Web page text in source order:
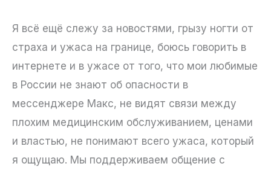
Я всё ещё слежу за новостями, грызу ногти от
страха и ужаса на границе, боюсь говорить в
интернете и в ужасе от того, что мои любимые
в России не знают об опасности в
мессенджере Макс, не видят связи между
плохим медицинским обслуживанием, ценами
и властью, не понимают всего ужаса, который
я ощущаю. Мы поддерживаем общение с